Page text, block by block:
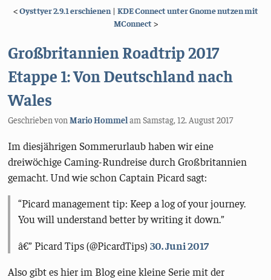
Menü
<Oysttyer 2.9.1 erschienen | KDE Connect unter Gnome nutzen mit
MConnect >
Großbritannien Roadtrip 2017
Etappe 1: Von Deutschland nach
Wales
Geschrieben vonMario HommelamSamstag, 12. August 2017
Im diesjährigen Sommerurlaub haben wir eine
dreiwöchige Caming-Rundreise durch Großbritannien
gemacht. Und wie schon Captain Picard sagt:
Picard management tip: Keep a log of your journey.
You will understand better by writing it down.
â€” Picard Tips (@PicardTips)30. Juni 2017
Also gibt es hier im Blog eine kleine Serie mit der